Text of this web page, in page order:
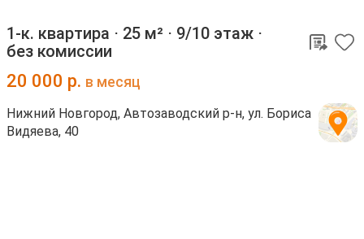
1-к. квартира ⋅ 25 м² ⋅ 9/10 этаж ⋅
без комиссии
20 000 р. в месяц
Нижний Новгород, Автозаводский р-н, ул. Бориса
Видяева, 40